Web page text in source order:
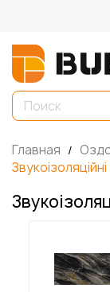
Главная